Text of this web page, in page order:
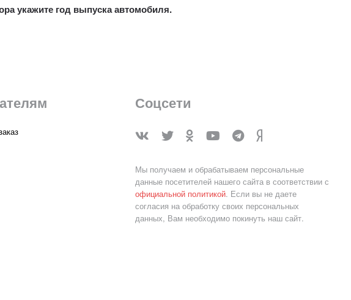
укажите год выпуска автомобиля.
Соцсети
Мы получаем и обрабатываем персональные
данные посетителей нашего сайта в соответствии с
официальной политикой. Если вы не даете
согласия на обработку своих персональных
данных, Вам необходимо покинуть наш сайт.